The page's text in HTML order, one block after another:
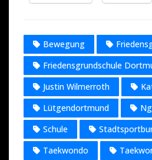
Bewegung
Friedensgrundschule
Justin Wilmerroth
Lütgendortmund
Schule
Taekwondo